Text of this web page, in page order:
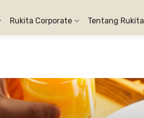
Rukita Corporate Tentang Rukita